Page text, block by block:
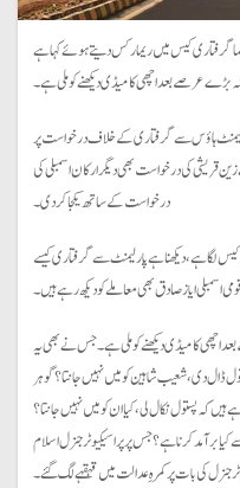
گرفتاری کیس میں ریمارکس دیتے ہوئے کہا ہے
بڑے عرصے بعد اچھی کامیڈی دیکھنے کو ملی ہے۔
ہاؤس سے گرفتاری کے خلاف درخواست پر
کی درخواست بھی دیگر ارکان اسمبلی کی
درخواست کے ساتھ یکجا کردی۔
ہے، دیکھنا ہے پارلیمنٹ سے گرفتاری کیسے
اسمبلی ایازصادق بھی معاملے کو دیکھ رہے ہیں۔
اچھی کامیڈی دیکھنے کو ملی ہے۔ جس نے بھی یہ
دی، شعیب شاہین کو میں نہیں جانتا؟ گوہر
ہیں کہ پستول نکال لی، کیا ان کو میں نہیں جانتا؟
کرنا ہے؟ جس پر پراسیکیوٹر جنرل اسلام
جنرل کی بات پر کمرہِ عدالت میں قہقہے لگ گئے۔